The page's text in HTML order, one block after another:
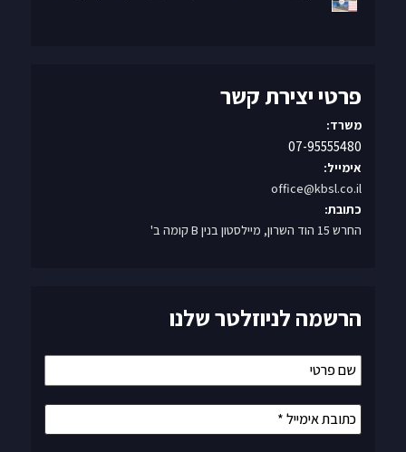
פרטי יצירת קשר
משרד:
07-95555480
אימייל:
office@kbsl.co.il
כתובת:
החרש 15 הוד השרון, מיילסטון בנין B קומה ב'
הרשמה לניוזלטר שלנו
שם
פרטי
כתובת
אימייל